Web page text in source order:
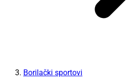
Borilački sportovi